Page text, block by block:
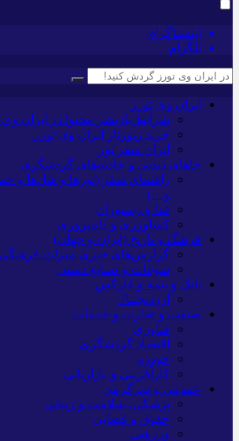
اینستاگرام
تلگرام
ایران وی تورز
شرایط بازنشر محتوا در ایران وی
خرید رپورتاژ ایران وی تورز
ایران سفر تور
جاهای دیدنی و جاذبه‌های گردشگری
راهنمای سفر (تورها و هتل‌ها و
و…)
غذا و رستوران
کشاورزی و دامپروری
فرهنگ و تاریخ (ایران و جهان)
گزارش‌های خبری میراث فرهنگی
سوغات و صنایع دستی
بانک و بیمه و فارکس
ارزدیجیتال
صنعت و تجارت و خدمات
فناوری
اقتصاد گردشگری
خودرو
کارآفرینی و بازاریابی
عمومی و سرگرمی
پزشکی، سلامت و زیبایی
حقوق و قضایی
ورزشی